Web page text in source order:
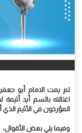
لم يمت الامام أبو
اغتالته بالسم أيد أثيمة
المؤرخون في الأثيم
وفيما يلي بعض الأقوال: